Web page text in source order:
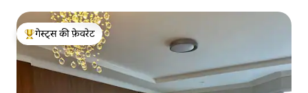
गेस्ट्स का टॉप फ़ेवरेट
गेस्ट्स की फ़ेवरेट